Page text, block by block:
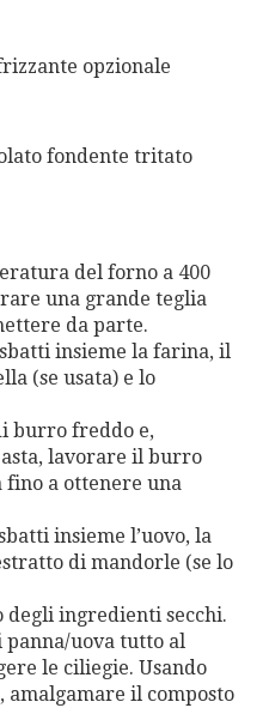
opzionale
fondente tritato
del forno a 400
una grande teglia
da parte.
insieme la farina, il
(se usata) e lo
burro freddo e,
lavorare il burro
a ottenere una
insieme l’uovo, la
di mandorle (se lo
degli ingredienti secchi.
panna/uova tutto al
le ciliegie. Usando
amalgamare il composto